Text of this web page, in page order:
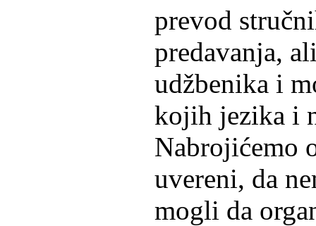
prevod
predavanja,
udžbenika i
kojih jezika i
Nabrojićemo
uvereni, da
mogli da